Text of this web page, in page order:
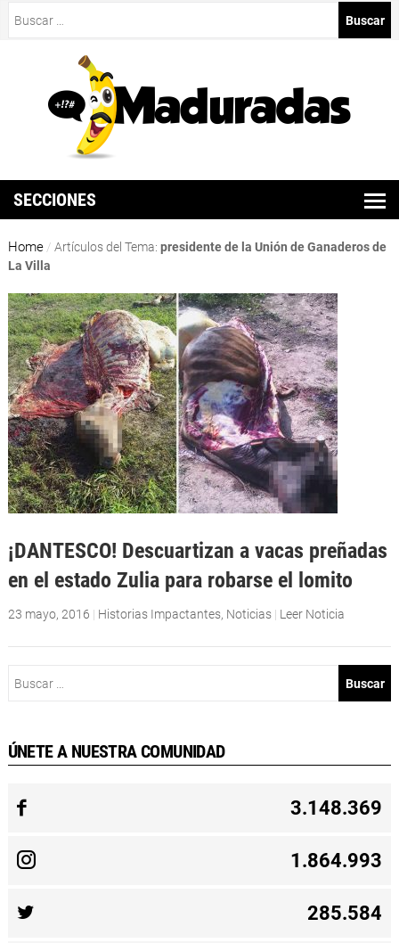
SECCIONES
Home / Artículos del Tema: presidente de la Unión de Ganaderos de
La Villa
¡DANTESCO! Descuartizan a vacas preñadas
en el estado Zulia para robarse el lomito
23 mayo, 2016 | Historias Impactantes, Noticias | Leer Noticia
ÚNETE A NUESTRA COMUNIDAD
3.148.369
1.864.993
285.584